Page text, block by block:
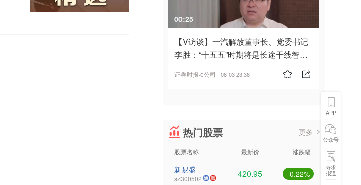
00:25
【V访谈】一汽解放董事长、党委书记
李胜：“十五五”时期将是长途干线智能
证券时报·e公司 08-03 23:38
热门股票 更多
股票名称 最新价 涨跌幅
新易盛
sz300502 420.95 -0.22%
APP
公众号
寻求
报道